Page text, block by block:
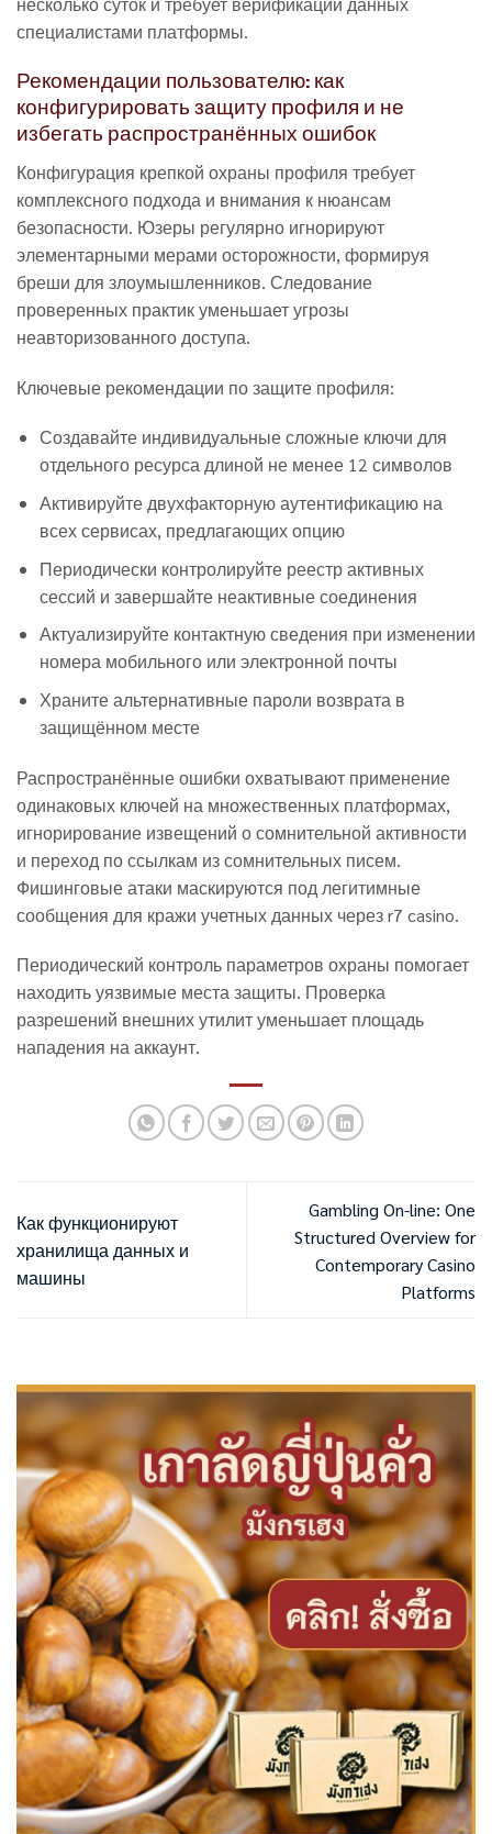
специалистами платформы.
Рекомендации пользователю: как
конфигурировать защиту профиля и не
избегать распространённых ошибок
Конфигурация крепкой охраны профиля требует
комплексного подхода и внимания к нюансам
безопасности. Юзеры регулярно игнорируют
элементарными мерами осторожности, формируя
бреши для злоумышленников. Следование
проверенных практик уменьшает угрозы
неавторизованного доступа.
Ключевые рекомендации по защите профиля:
Создавайте индивидуальные сложные ключи для
отдельного ресурса длиной не менее 12 символов
Активируйте двухфакторную аутентификацию на
всех сервисах, предлагающих опцию
Периодически контролируйте реестр активных
сессий и завершайте неактивные соединения
Актуализируйте контактную сведения при изменении
номера мобильного или электронной почты
Храните альтернативные пароли возврата в
защищённом месте
Распространённые ошибки охватывают применение
одинаковых ключей на множественных платформах,
игнорирование извещений о сомнительной активности
и переход по ссылкам из сомнительных писем.
Фишинговые атаки маскируются под легитимные
сообщения для кражи учетных данных через r7 casino.
Периодический контроль параметров охраны помогает
находить уязвимые места защиты. Проверка
разрешений внешних утилит уменьшает площадь
нападения на аккаунт.
Как функционируют
хранилища данных и
машины
Gambling On-line: One
Structured Overview for
Contemporary Casino
Platforms